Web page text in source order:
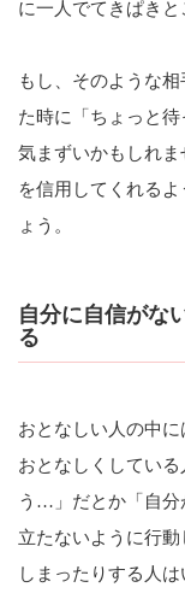
に一人でてきぱきと
もし、そのような
た時に「ちょっと
気まずいかもしれ
を信用してくれる
ょう。
自分に自信がな
る
おとなしい人の中
おとなしくしてい
う…」だとか「自分
立たないように行
しまったりする人